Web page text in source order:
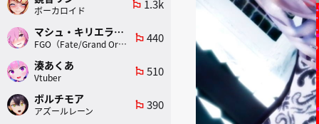
ボーカロイド
emoji_flags 1.3k
マシュ・キリエライト
FGO（Fate/Grand Order）
emoji_flags 440
湊あくあ
Vtuber
emoji_flags 510
ボルチモア
アズールレーン
emoji_flags 390